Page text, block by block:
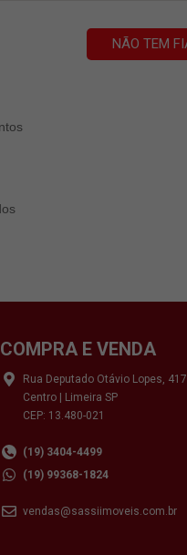
COMPRA E VENDA
Rua Deputado Otávio Lopes, 417
Centro | Limeira SP
CEP: 13.480-021
(19) 3404-4499
(19) 99368-1824
vendas@sassiimoveis.com.br